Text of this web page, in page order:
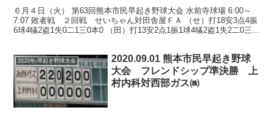
６月４日（火） 第63回熊本市民早起き野球大会 水前寺球場 6:00～
7:07 敗者戦 ２回戦 せいちゃん対田舎屋ＦＡ （せ）打18安3点4振
6球4犠2盗1失0二1三0本0 （田）打13安2点1振1球4犠2盗1失2二0三1
2020年-早起き野球大会
2020.09.01 熊本市民早起き野球
大会 フレンドシップ準決勝 上
村内科対西部ガス㈱